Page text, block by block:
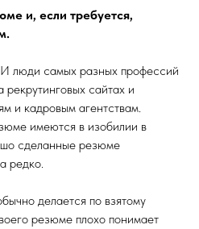
и, если требуется,
люди самых разных профессий
сайтах и
и кадровым агентствам.
имеются в изобилии в
сделанные резюме
редко.
делается по взятому
резюме плохо понимает